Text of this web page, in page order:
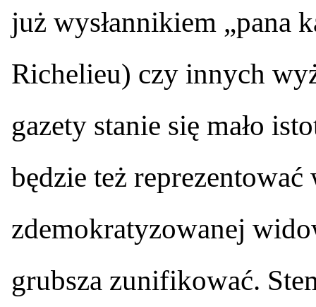
już wysłannikiem „pana
Richelieu) czy innych
gazety stanie się mało
będzie też
zdemokratyzowanej
grubsza zunifikować.